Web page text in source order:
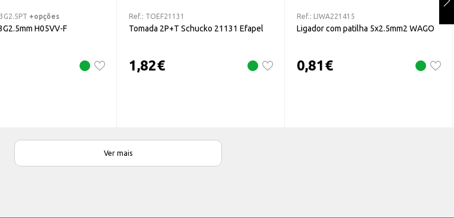
+opções
H05VV-F
Ref.: TOEF21131
Tomada 2P+T Schucko 21131 Efapel
1,82€
Ref.: LIWA221415
Ligador com patilha 5x2.5mm2 WAGO
0,81€
Ver mais